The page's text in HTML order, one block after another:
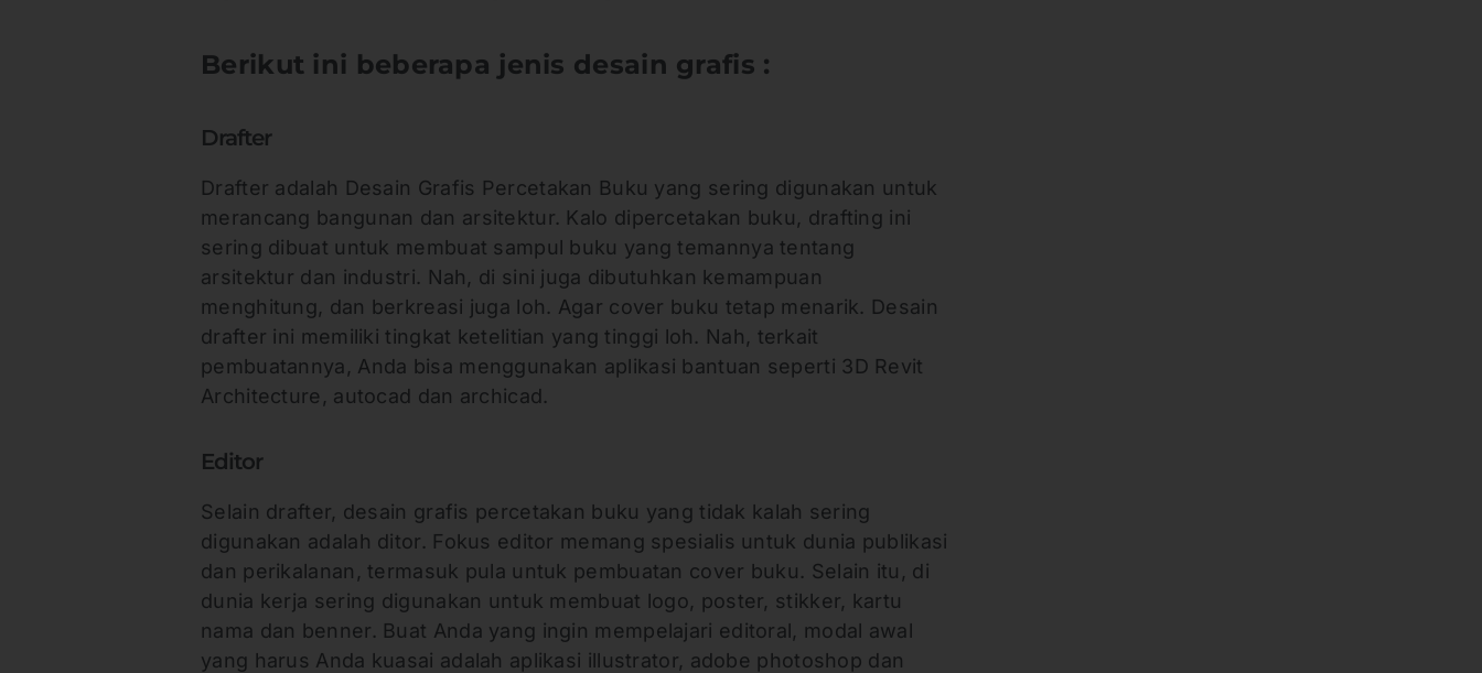
Berikut ini beberapa jenis desain grafis :
Drafter
Drafter adalah Desain Grafis Percetakan Buku yang sering digunakan untuk
merancang bangunan dan arsitektur. Kalo dipercetakan buku, drafting ini
sering dibuat untuk membuat sampul buku yang temannya tentang
arsitektur dan industri. Nah, di sini juga dibutuhkan kemampuan
menghitung, dan berkreasi juga loh. Agar cover buku tetap menarik. Desain
drafter ini memiliki tingkat ketelitian yang tinggi loh. Nah, terkait
pembuatannya, Anda bisa menggunakan aplikasi bantuan seperti 3D Revit
Architecture, autocad dan archicad.
Editor
Selain drafter, desain grafis percetakan buku yang tidak kalah sering
digunakan adalah ditor. Fokus editor memang spesialis untuk dunia publikasi
dan perikalanan, termasuk pula untuk pembuatan cover buku. Selain itu, di
dunia kerja sering digunakan untuk membuat logo, poster, stikker, kartu
nama dan benner. Buat Anda yang ingin mempelajari editoral, modal awal
yang harus Anda kuasai adalah aplikasi illustrator, adobe photoshop dan